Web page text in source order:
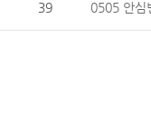
39 0505 안심